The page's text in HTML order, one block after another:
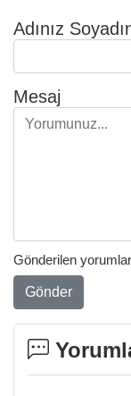
Adınız
Mesaj
Gönderilen
Gönder